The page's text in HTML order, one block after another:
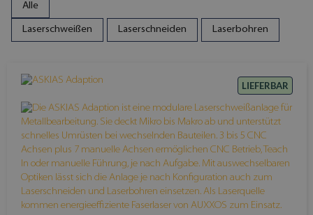
Alle
Laserschweißen Laserschneiden Laserbohren
LIEFERBAR